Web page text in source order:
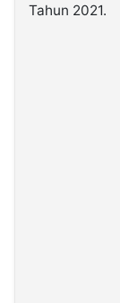
Tahun 2021.